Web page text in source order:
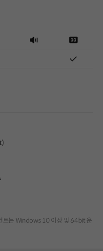
트는 Windows 10 이상 및 64bit 운